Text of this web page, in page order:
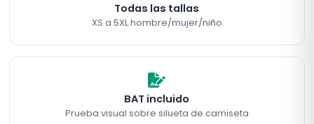
Todas las tallas
XS a 5XL hombre/mujer/niño
BAT incluido
Prueba visual sobre silueta de camiseta